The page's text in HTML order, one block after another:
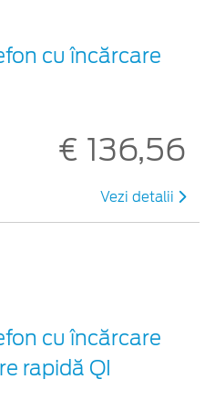
cu încărcare
€ 136,56
Vezi detalii
cu încărcare
rapidă QI